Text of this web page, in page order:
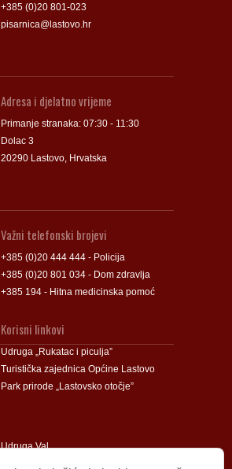
+385 (0)20 801-023
pisarnica@lastovo.hr
Adresa i djelatno vrijeme
Primanje stranaka: 07:30 - 11:30
Dolac 3
20290 Lastovo, Hrvatska
Važni telefonski brojevi
+385 (0)20 444 444 - Policija
+385 (0)20 801 034 - Dom zdravlja
+385 194 - Hitna medicinska pomoć
Korisni linkovi
Udruga „Rukatac i piculja”
Turistička zajednica Općine Lastovo
Park prirode „Lastovsko otočje”
Udruga Val